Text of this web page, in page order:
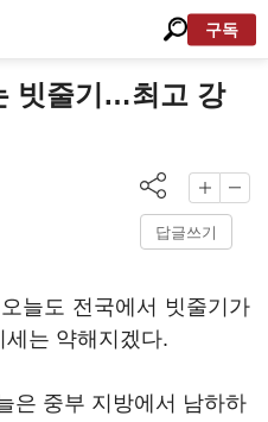
구독
빗줄기…최고 강
답글쓰기
늘도 전국에서 빗줄기가
는 약해지겠다.
은 중부 지방에서 남하하